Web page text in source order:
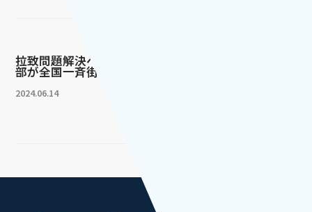
拉致問題解決へ青年局・青年
部が全国一斉街...
2024.06.14